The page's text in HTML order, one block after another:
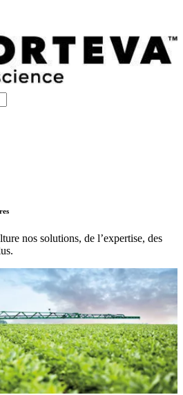
nos solutions, de l’expertise, des